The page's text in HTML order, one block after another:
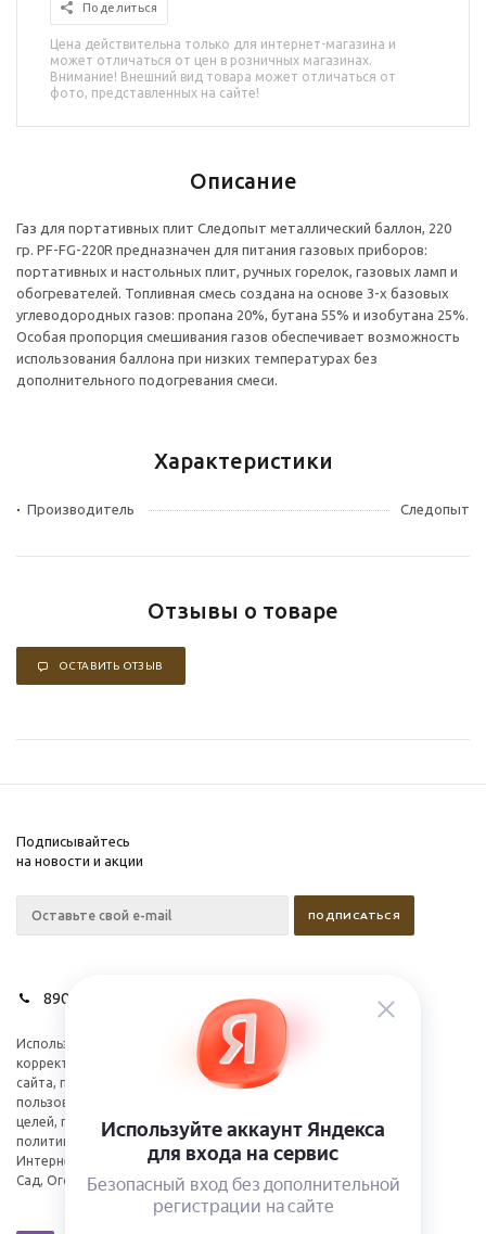
Поделиться
Цена действительна только для интернет-магазина и
может отличаться от цен в розничных магазинах.
Внимание! Внешний вид товара может отличаться от
фото, представленных на сайте!
Описание
Газ для портативных плит Следопыт металлический баллон, 220
гр. PF-FG-220R предназначен для питания газовых приборов:
портативных и настольных плит, ручных горелок, газовых ламп и
обогревателей. Топливная смесь создана на основе 3-х базовых
углеводородных газов: пропана 20%, бутана 55% и изобутана 25%.
Особая пропорция смешивания газов обеспечивает возможность
использования баллона при низких температурах без
дополнительного подогревания смеси.
Характеристики
Производитель Следопыт
Отзывы о товаре
ОСТАВИТЬ ОТЗЫВ
Подписывайтесь
на новости и акции
89028627275
Используем cookies для
корректной работы
сайта, персонализации
пользователей и других
целей, предусмотренных
политикой.
Интернет-магазин Дом,
Сад, Огород 2026©
Компания
Информация